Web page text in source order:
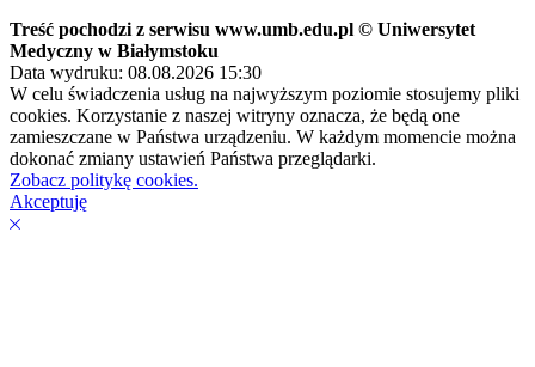
Treść pochodzi z serwisu www.umb.edu.pl © Uniwersytet
Medyczny w Białymstoku
Data wydruku: 08.08.2026 15:30
W celu świadczenia usług na najwyższym poziomie stosujemy pliki
cookies. Korzystanie z naszej witryny oznacza, że będą one
zamieszczane w Państwa urządzeniu. W każdym momencie można
dokonać zmiany ustawień Państwa przeglądarki.
Zobacz politykę cookies.
Akceptuję